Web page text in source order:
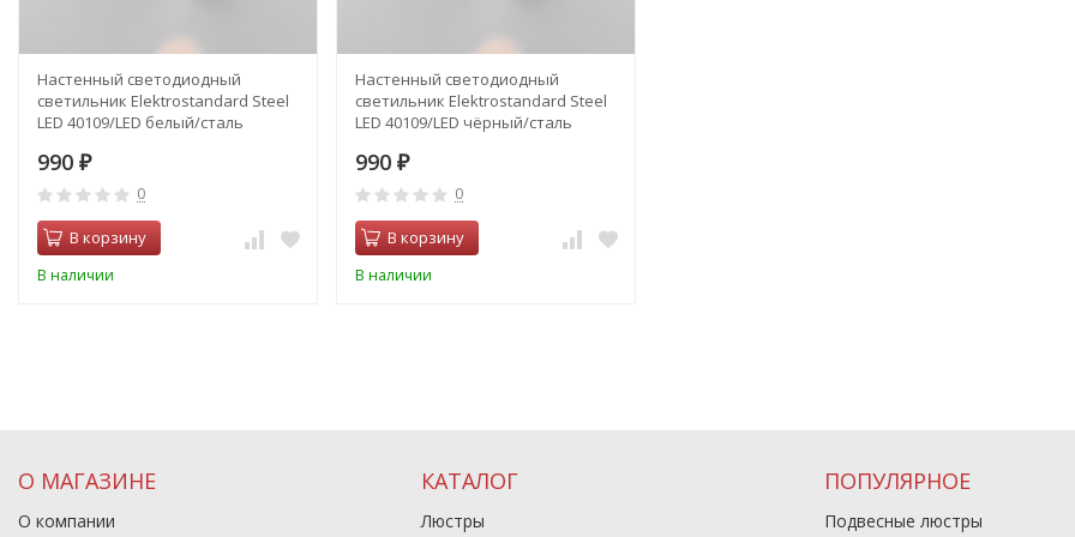
Настенный светодиодный
светильник Elektrostandard Steel
LED 40109/LED белый/сталь
990 ₽
0
В корзину
В наличии
Настенный светодиодный
светильник Elektrostandard Steel
LED 40109/LED чёрный/сталь
990 ₽
0
В корзину
В наличии
О МАГАЗИНЕ
О компании
КАТАЛОГ
Люстры
ПОПУЛЯРНОЕ
Подвесные люстры